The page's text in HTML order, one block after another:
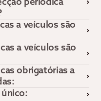
a veículos são
a veículos são
obrigatórias a